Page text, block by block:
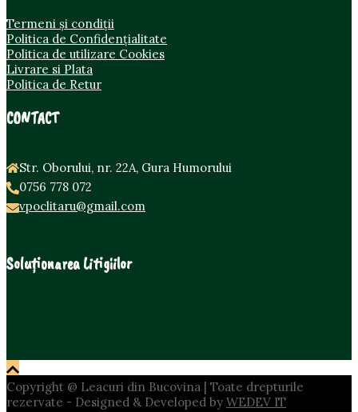
Termeni și condiții
Politica de Confidențialitate
Politica de utilizare Cookies
Livrare si Plata
Politica de Retur
CONTACT
Str. Oborului, nr. 22A, Gura Humorului
0756 778 072
vpoclitaru@gmail.com
Soluționarea Litigiilor
Copyright @ Leacuri din Bucovina | Toate drepturile
rezervate - Designed & Developed by WEDEV IT